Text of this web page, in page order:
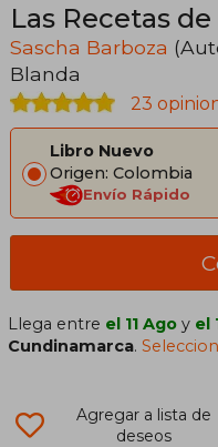
Las Recetas
Sascha Barboza
Blanda
23
Libro Nuevo
Origen: Colombia
Envío Rápido
Llega entre el 11 Ago y el
Cundinamarca.
Agregar a lista de
deseos